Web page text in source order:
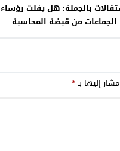
بالجملة: هل يفلت رؤساء
الجماعات من قبضة المحاسبة
إليها بـ*